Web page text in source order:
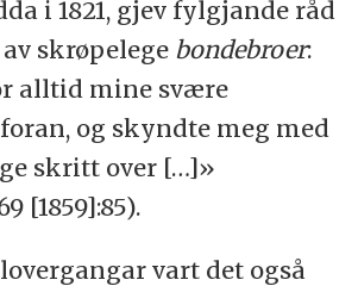
i 1821, gjev fylgjande råd
skrøpelege bondebroer:
alltid mine svære
og skyndte meg med
skritt over […]»
[1859]:85).
vart det også